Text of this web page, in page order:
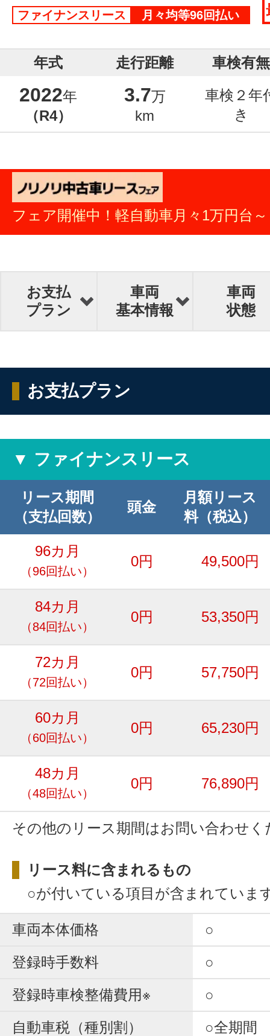
ファイナンスリース 月々均等96回払い
年式 走行距離 車検有無
2022年
（R4）
3.7万
km
車検２年
き
フェア開催中！軽自動車月々1万円台～
お支払
プラン
車両
基本情報
車両
状態
お支払プラン
▼ ファイナンスリース
リース期間
（支払回数）
頭金
月額リース
料（税込）
96カ月
（96回払い）
0円 49,500円
84カ月
（84回払い）
0円 53,350円
72カ月
（72回払い）
0円 57,750円
60カ月
（60回払い）
0円 65,230円
48カ月
（48回払い）
0円 76,890円
その他のリース期間はお問い合わせく
リース料に含まれるもの
○が付いている項目が含まれていま
車両本体価格
○
登録時手数料
○
登録時車検整備費用※
○
自動車税（種別割）
○全期間